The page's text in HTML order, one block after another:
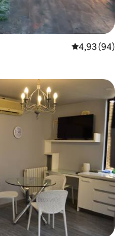
Classificação
4,93 (94)